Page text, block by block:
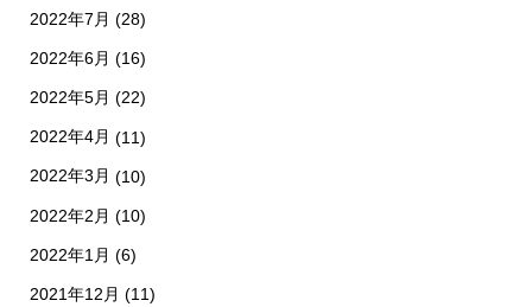
2022年7月 (28)
2022年6月 (16)
2022年5月 (22)
2022年4月 (11)
2022年3月 (10)
2022年2月 (10)
2022年1月 (6)
2021年12月 (11)